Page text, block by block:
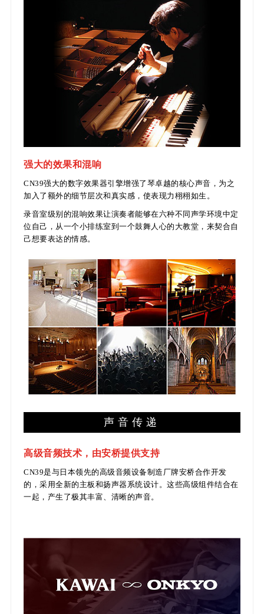
强大的效果和混响
CN39强大的数字效果器引擎增强了琴卓越的核心声音，为之
加入了额外的细节层次和真实感，使表现力栩栩如生。
录音室级别的混响效果让演奏者能够在六种不同声学环境中定
位自己，从一个小排练室到一个鼓舞人心的大教堂，来契合自
己想要表达的情感。
声音传递
高级音频技术，由安桥提供支持
CN39是与日本领先的高级音频设备制造厂牌安桥合作开发
的，采用全新的主板和扬声器系统设计。这些高级组件结合在
一起，产生了极其丰富、清晰的声音。